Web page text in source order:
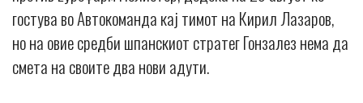
гостува во Автокоманда кај тимот на Кирил Лазаров,
но на овие средби шпанскиот стратег Гонзалез нема да
смета на своите два нови адути.